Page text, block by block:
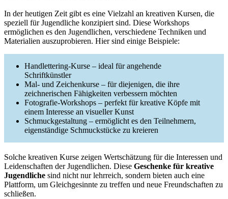
In der heutigen Zeit gibt es eine Vielzahl an kreativen Kursen, die
speziell für Jugendliche konzipiert sind. Diese Workshops
ermöglichen es den Jugendlichen, verschiedene Techniken und
Materialien auszuprobieren. Hier sind einige Beispiele:
Handlettering-Kurse – ideal für angehende
Schriftkünstler
Mal- und Zeichenkurse – für diejenigen, die ihre
zeichnerischen Fähigkeiten verbessern möchten
Fotografie-Workshops – perfekt für kreative Köpfe mit
einem Interesse an visueller Kunst
Schmuckgestaltung – ermöglicht es den Teilnehmern,
eigenständige Schmuckstücke zu kreieren
Solche kreativen Kurse zeigen Wertschätzung für die Interessen und
Leidenschaften der Jugendlichen. Diese Geschenke für kreative
Jugendliche sind nicht nur lehrreich, sondern bieten auch eine
Plattform, um Gleichgesinnte zu treffen und neue Freundschaften zu
schließen.